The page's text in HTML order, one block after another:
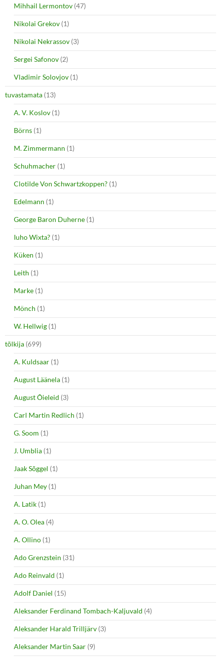
Mihhail Lermontov (47)
Nikolai Grekov (1)
Nikolai Nekrassov (3)
Sergei Safonov (2)
Vladimir Solovjov (1)
tuvastamata (13)
A. V. Koslov (1)
Börns (1)
M. Zimmermann (1)
Schuhmacher (1)
Clotilde Von Schwartzkoppen? (1)
Edelmann (1)
George Baron Duherne (1)
Iuho Wixta? (1)
Küken (1)
Leith (1)
Marke (1)
Mönch (1)
W. Hellwig (1)
tõlkija (699)
A. Kuldsaar (1)
August Läänela (1)
August Õieleid (3)
Carl Martin Redlich (1)
G. Soom (1)
J. Umblia (1)
Jaak Sõggel (1)
Juhan Mey (1)
A. Latik (1)
A. O. Olea (4)
A. Ollino (1)
Ado Grenzstein (31)
Ado Reinvald (1)
Adolf Daniel (15)
Aleksander Ferdinand Tombach-Kaljuvald (4)
Aleksander Harald Trilljärv (3)
Aleksander Martin Saar (9)